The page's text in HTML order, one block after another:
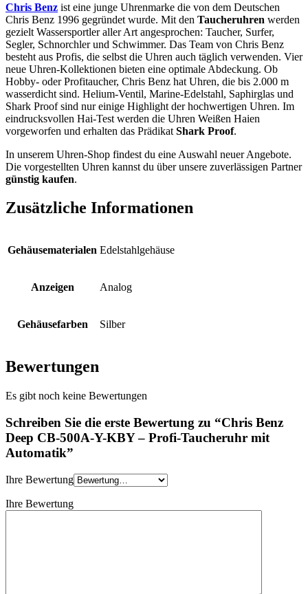
Chris Benz ist eine junge Uhrenmarke die von dem Deutschen
Chris Benz 1996 gegründet wurde. Mit den Taucheruhren werden
gezielt Wassersportler aller Art angesprochen: Taucher, Surfer,
Segler, Schnorchler und Schwimmer. Das Team von Chris Benz
besteht aus Profis, die selbst die Uhren auch täglich verwenden. Vier
neue Uhren-Kollektionen bieten eine optimale Abdeckung. Ob
Hobby- oder Profitaucher, Chris Benz hat Uhren, die bis 2.000 m
wasserdicht sind. Helium-Ventil, Marine-Edelstahl, Saphirglas und
Shark Proof sind nur einige Highlight der hochwertigen Uhren. Im
eindrucksvollen Hai-Test werden die Uhren Weißen Haien
vorgeworfen und erhalten das Prädikat Shark Proof.
In unserem Uhren-Shop findest du eine Auswahl neuer Angebote.
Die vorgestellten Uhren kannst du über unsere zuverlässigen Partner
günstig kaufen.
Zusätzliche Informationen
Gehäusematerialen Edelstahlgehäuse
Anzeigen Analog
Gehäusefarben Silber
Bewertungen
Es gibt noch keine Bewertungen
Schreiben Sie die erste Bewertung zu “Chris Benz
Deep CB-500A-Y-KBY – Profi-Taucheruhr mit
Automatik”
Ihre Bewertung
Ihre Bewertung